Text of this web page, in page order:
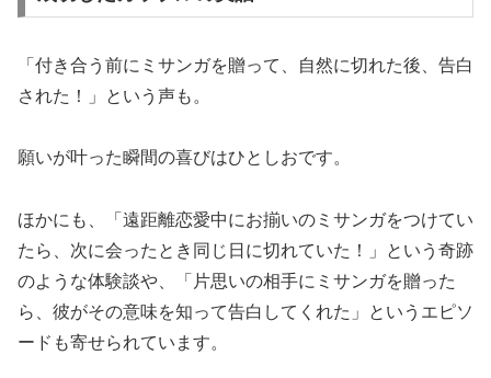
「付き合う前にミサンガを贈って、自然に切れた後、告白
された！」という声も。
願いが叶った瞬間の喜びはひとしおです。
ほかにも、「遠距離恋愛中にお揃いのミサンガをつけてい
たら、次に会ったとき同じ日に切れていた！」という奇跡
のような体験談や、「片思いの相手にミサンガを贈った
ら、彼がその意味を知って告白してくれた」というエピソ
ードも寄せられています。